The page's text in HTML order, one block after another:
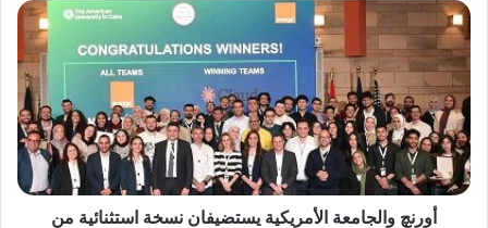
أورنچ
والجامعة
الأمريكية
يستضيفان
نسخة
استثنائية
من
هاكاثون
هارفارد
أورنچ والجامعة الأمريكية يستضيفان نسخة استثنائية من